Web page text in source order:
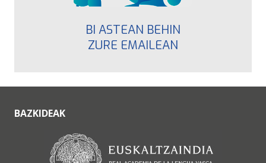
BI ASTEAN BEHIN
ZURE EMAILEAN
BAZKIDEAK